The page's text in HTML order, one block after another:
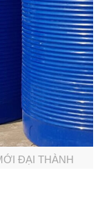
ĐẠI THÀNH